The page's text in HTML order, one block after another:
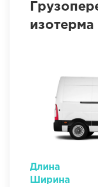
изотерма
Длина
Ширина